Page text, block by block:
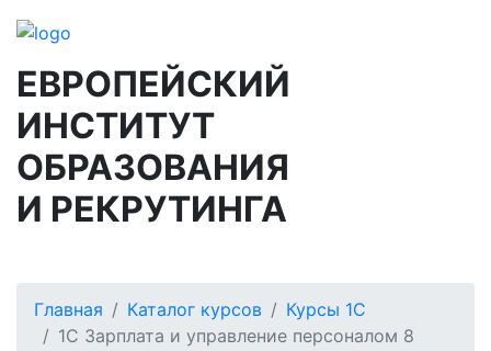
ЕВРОПЕЙСКИЙ
ИНСТИТУТ
ОБРАЗОВАНИЯ
И РЕКРУТИНГА
Главная Каталог курсов
Курсы 1С
1С Зарплата и управление персоналом 8